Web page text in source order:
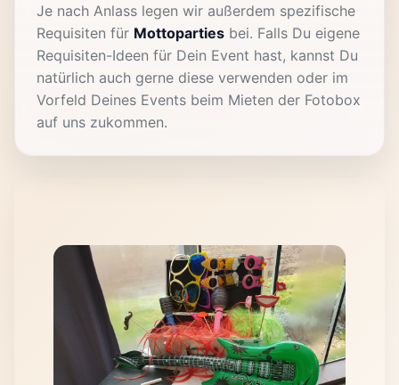
Je nach Anlass legen wir außerdem spezifische
Requisiten für Mottoparties bei. Falls Du eigene
Requisiten-Ideen für Dein Event hast, kannst Du
natürlich auch gerne diese verwenden oder im
Vorfeld Deines Events beim Mieten der Fotobox
auf uns zukommen.